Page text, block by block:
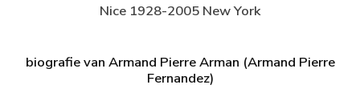
Nice 1928-2005 New York
biografie van Armand Pierre Arman (Armand Pierre
Fernandez)